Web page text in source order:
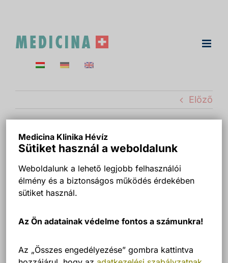
Medicina Klinika Hévíz
Sütiket használ a weboldalunk
Weboldalunk a lehető legjobb felhasználói
élmény és a biztonságos működés érdekében
sütiket használ.
Az Ön adatainak védelme fontos a számunkra!
Az „Összes engedélyezése” gombra kattintva
Előző
Masszázsfajták